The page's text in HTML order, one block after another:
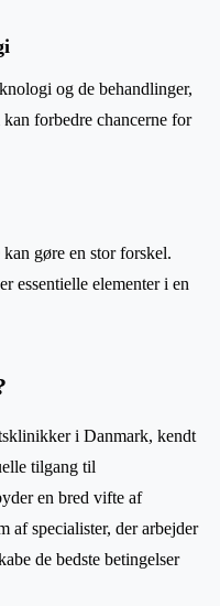
og de behandlinger,
forbedre chancerne for
gøre en stor forskel.
essentielle elementer i en
i Danmark, kendt
tilgang til
en bred vifte af
af specialister, der arbejder
de bedste betingelser